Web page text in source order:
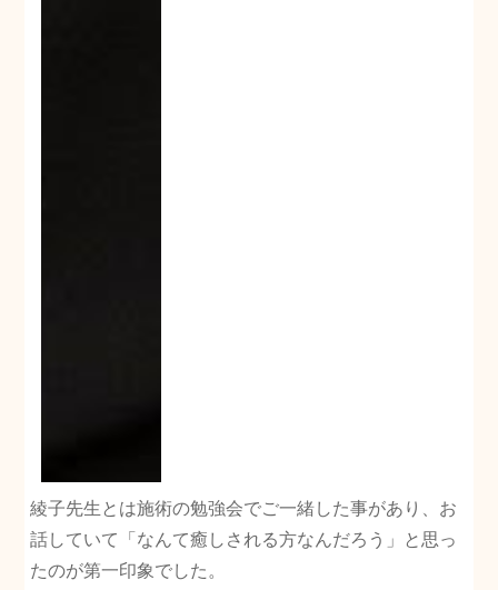
綾子先生とは施術の勉強会でご一緒した事があり、お
話していて「なんて癒しされる方なんだろう」と思っ
たのが第一印象でした。